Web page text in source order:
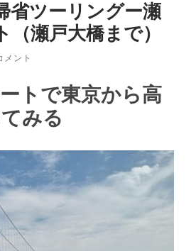
ル
え
省ツーリングー瀬
（瀬戸大橋まで）
メント
トで東京から高
みる